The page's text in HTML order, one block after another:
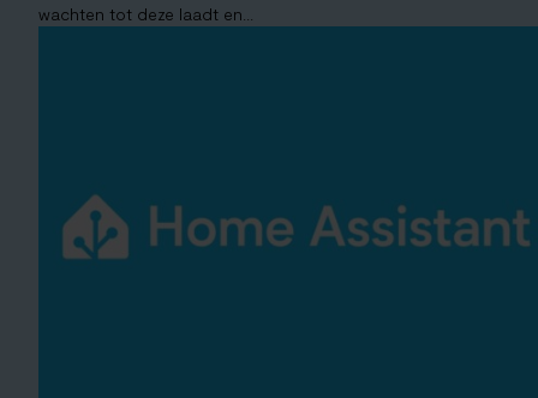
wachten tot deze laadt en...